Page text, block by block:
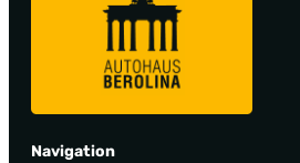
Navigation